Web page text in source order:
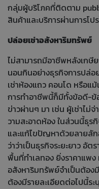
กลุ่มผู้บริโภคที่ติดตาม
สินค้าและบริการผ่านการโ
ปล่อยเช่าอสังหาริมทรัพย์
ไม่สามารถมีอาชีพหลังเก
นอนกินอย่างธุรกิจการปล่อ
เช่าห้องแถว คอนโด หรือแ
การทำอาชีพนี้ก็มีทั้งข้อดี-ข้อ
ข่าวผ่านๆ มา เช่น ผู้เช่าไม่
วามสะอาดห้อง ในส่วนนี้ธุร
และแก้ไขปัญหาด้วยลายลั
ว่าว่าเป็นธุรกิจระยะยาว อั
พื้นที่ทำเลทอง ยิ่งราคาแพ
อสังหาริมทรัพย์จำเป็นต้อง
ต้องมีรายละเอียดต่อไปนี้